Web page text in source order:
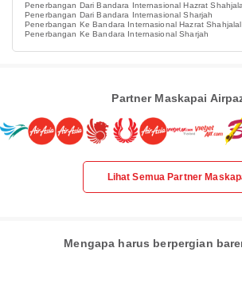
Penerbangan Dari Bandara Internasional Hazrat
Penerbangan Dari Bandara Internasional Sharjah
Penerbangan Ke Bandara Internasional Hazrat Shahjalal
Penerbangan Ke Bandara Internasional Sharjah
Partner Maskapai
Lihat Semua Partner
Mengapa harus berpergian